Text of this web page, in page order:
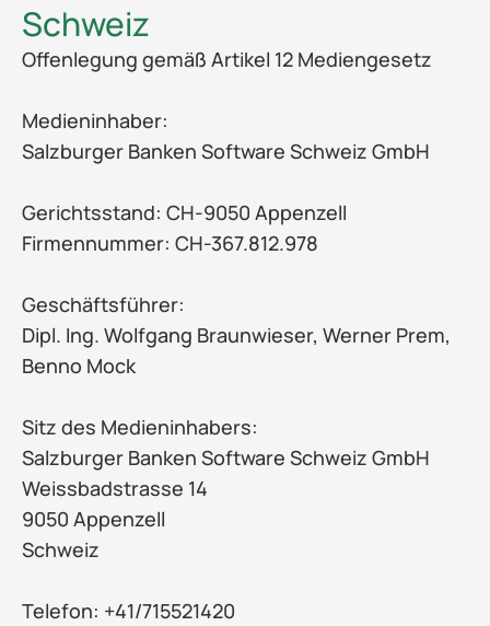
Schweiz
Offenlegung gemäß Artikel 12 Mediengesetz
Medieninhaber:
Salzburger Banken Software Schweiz GmbH
Gerichtsstand: CH-9050 Appenzell
Firmennummer: CH-367.812.978
Geschäftsführer:
Dipl. Ing. Wolfgang Braunwieser, Werner Prem,
Benno Mock
Sitz des Medieninhabers:
Salzburger Banken Software Schweiz GmbH
Weissbadstrasse 14
9050 Appenzell
Schweiz
Telefon: +41/715521420